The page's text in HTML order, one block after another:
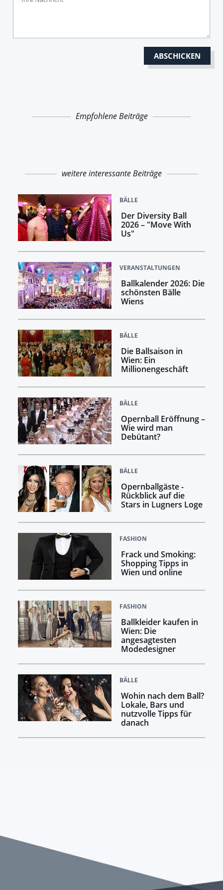
Empfohlene Beiträge
weitere interessante Beiträge
BÄLLE
Der Diversity Ball
2026 – "Move With
Us"
VERANSTALTUNGEN
Ballkalender 2026: Die
schönsten Bälle
Wiens
BÄLLE
Die Ballsaison in
Wien: Ein
Millionengeschäft
BÄLLE
Opernball Eröffnung –
Wie wird man
Debütant?
BÄLLE
Opernballgäste -
Rückblick auf die
Stars in Lugners Loge
FASHION
Frack und Smoking:
Shopping Tipps in
Wien und online
FASHION
Ballkleider kaufen in
Wien: Die
angesagtesten
Modedesigner
BÄLLE
Wohin nach dem Ball?
Lokale, Bars und
nutzvolle Tipps für
danach